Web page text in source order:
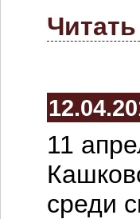
11
среди